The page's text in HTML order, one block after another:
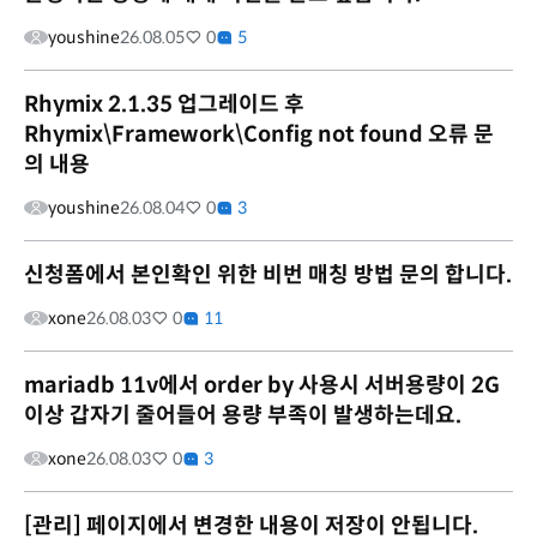
youshine26.08.05 0 5
Rhymix 2.1.35 업그레이드 후
Rhymix\Framework\Config not found 오류 문
의 내용
youshine26.08.04 0 3
신청폼에서 본인확인 위한 비번 매칭 방법 문의 합니다.
xone26.08.03 0 11
mariadb 11v에서 order by 사용시 서버용량이 2G
이상 갑자기 줄어들어 용량 부족이 발생하는데요.
xone26.08.03 0 3
[관리] 페이지에서 변경한 내용이 저장이 안됩니다.